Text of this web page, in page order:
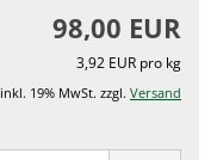
98,00 EUR
3,92 EUR pro kg
inkl. 19% MwSt. zzgl. Versand